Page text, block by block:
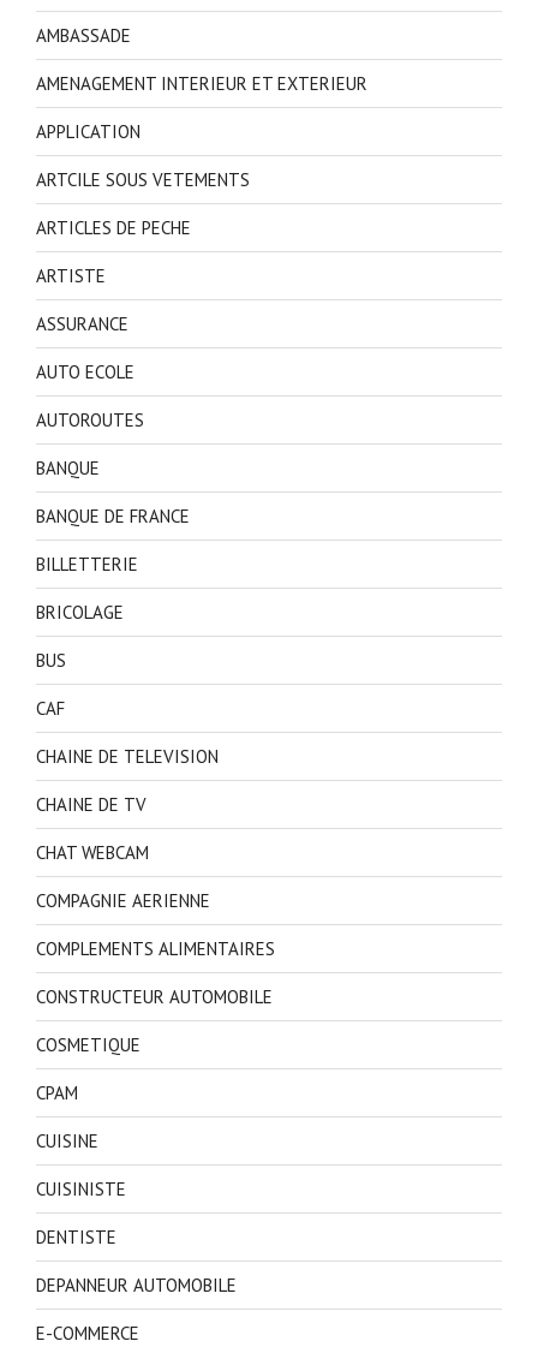
AMBASSADE
AMENAGEMENT INTERIEUR ET EXTERIEUR
APPLICATION
ARTCILE SOUS VETEMENTS
ARTICLES DE PECHE
ARTISTE
ASSURANCE
AUTO ECOLE
AUTOROUTES
BANQUE
BANQUE DE FRANCE
BILLETTERIE
BRICOLAGE
BUS
CAF
CHAINE DE TELEVISION
CHAINE DE TV
CHAT WEBCAM
COMPAGNIE AERIENNE
COMPLEMENTS ALIMENTAIRES
CONSTRUCTEUR AUTOMOBILE
COSMETIQUE
CPAM
CUISINE
CUISINISTE
DENTISTE
DEPANNEUR AUTOMOBILE
E-COMMERCE